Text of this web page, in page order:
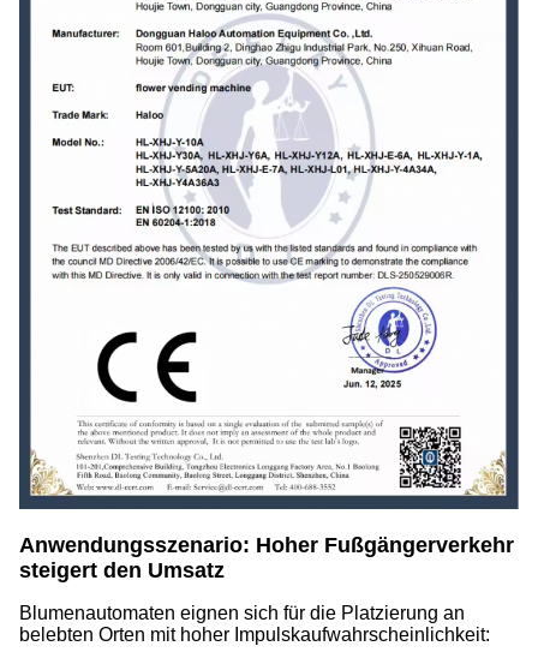
Anwendungsszenario: Hoher Fußgängerverkehr
steigert den Umsatz
Blumenautomaten eignen sich für die Platzierung an
belebten Orten mit hoher Impulskaufwahrscheinlichkeit: